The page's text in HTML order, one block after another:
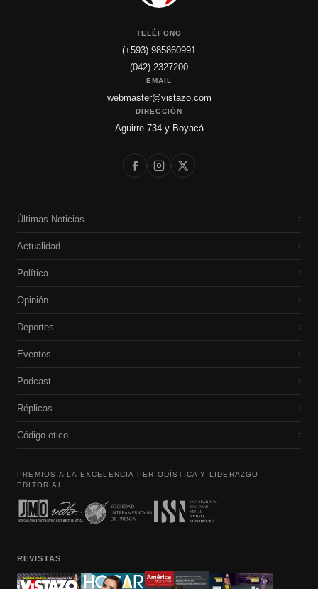
TELÉFONO
(+593) 985860991
(042) 2327200
EMAIL
webmaster@vistazo.com
DIRECCIÓN
Aguirre 734 y Boyacá
Últimas Noticias ›
Actualidad ›
Política ›
Opinión ›
Deportes ›
Eventos ›
Podcast ›
Réplicas ›
Código etico ›
PREMIOS A LA EXCELENCIA PERIODÍSTICA Y LIDERAZGO
EDITORIAL
REVISTAS